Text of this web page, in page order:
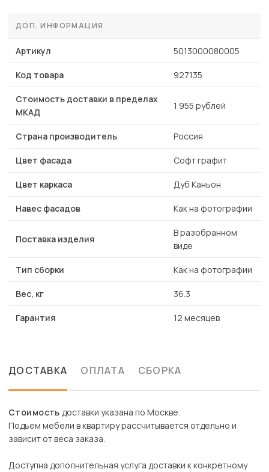
ДОП. ИНФОРМАЦИЯ
Артикул 5013000080005
Код товара 927135
Стоимость доставки в пределах
МКАД
1 955 рублей
Страна производитель Россия
Цвет фасада Софт графит
Цвет каркаса Дуб Каньон
Навес фасадов Как на фотографии
Поставка изделия
В разобранном
виде
Тип сборки Как на фотографии
Вес, кг 36.3
Гарантия 12 месяцев
ДОСТАВКА ОПЛАТА СБОРКА
Стоимость доставки указана по Москве.
Подъем мебели в квартиру рассчитывается отдельно и
зависит от веса заказа.
Доступна дополнительная услуга доставки к конкретному